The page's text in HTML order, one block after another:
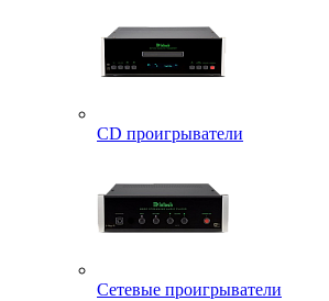
CD проигрыватели
Сетевые проигрыватели